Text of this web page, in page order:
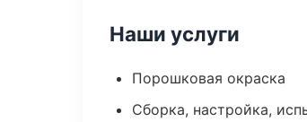
Наши услуги
Порошковая окраска
Сборка, настройка,